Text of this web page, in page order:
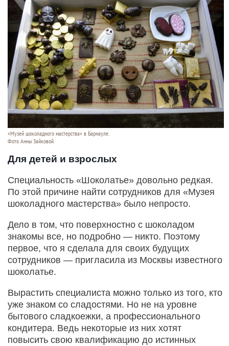
«Музей шоколадного мастерства» в Барнауле.
Фото Анны Зайковой
Для детей и взрослых
Специальность «Шоколатье» довольно редкая.
По этой причине найти сотрудников для «Музея
шоколадного мастерства» было непросто.
Дело в том, что поверхностно с шоколадом
знакомы все, но подробно — никто. Поэтому
первое, что я сделала для своих будущих
сотрудников — пригласила из Москвы известного
шоколатье.
Вырастить специалиста можно только из того, кто
уже знаком со сладостями. Но не на уровне
бытового сладкоежки, а профессионального
кондитера. Ведь некоторые из них хотят
повысить свою квалификацию до истинных